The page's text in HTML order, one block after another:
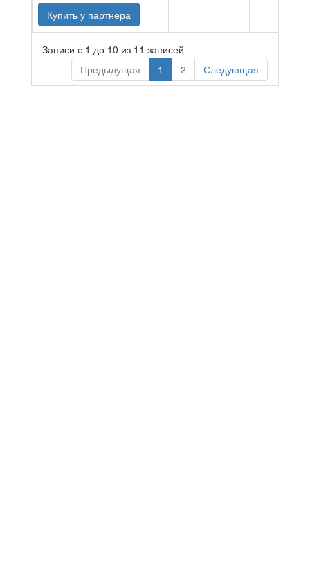
Купить у партнера
Записи с 1 до 10 из 11 записей
Предыдущая
1 2 Следующая